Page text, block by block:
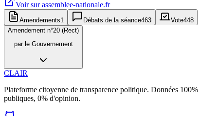
Voir surassemblee-nationale.fr
Amendements1 Débats de la séance463 Vote448
Amendement n°20 (Rect)
par le Gouvernement
CLAIR
Plateforme citoyenne de transparence politique. Données 100%
publiques, 0% d'opinion.